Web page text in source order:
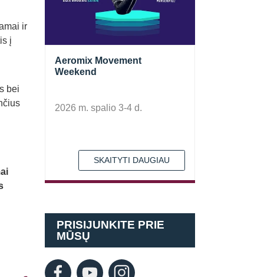
ir
į
bei
Aeromix Movement
Weekend
2026 m. spalio 3-4 d.
SKAITYTI DAUGIAU
PRISIJUNKITE PRIE
MŪSŲ